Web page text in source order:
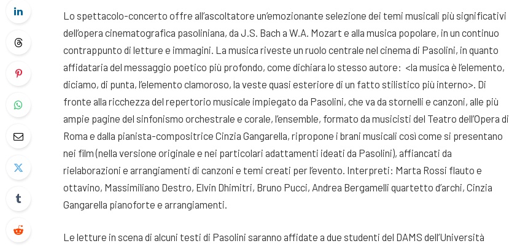
Lo spettacolo-concerto offre all’ascoltatore un’emozionante selezione dei temi musicali più significativi
dell’opera cinematografica pasoliniana, da J.S. Bach a W.A. Mozart e alla musica popolare, in un continuo
contrappunto di letture e immagini. La musica riveste un ruolo centrale nel cinema di Pasolini, in quanto
affidataria del messaggio poetico più profondo, come dichiara lo stesso autore: <la musica è l’elemento,
diciamo, di punta, l’elemento clamoroso, la veste quasi esteriore di un fatto stilistico più interno>. Di
fronte alla ricchezza del repertorio musicale impiegato da Pasolini, che va da stornelli e canzoni, alle più
ampie pagine del sinfonismo orchestrale e corale, l’ensemble, formato da musicisti del Teatro dell’Opera di
Roma e dalla pianista-compositrice Cinzia Gangarella, ripropone i brani musicali così come si presentano
nei film (nella versione originale e nei particolari adattamenti ideati da Pasolini), affiancati da
rielaborazioni e arrangiamenti di canzoni e temi creati per l’evento. Interpreti: Marta Rossi flauto e
ottavino, Massimiliano Destro, Elvin Dhimitri, Bruno Pucci, Andrea Bergamelli quartetto d’archi, Cinzia
Gangarella pianoforte e arrangiamenti.
Le letture in scena di alcuni testi di Pasolini saranno affidate a due studenti del DAMS dell’Università